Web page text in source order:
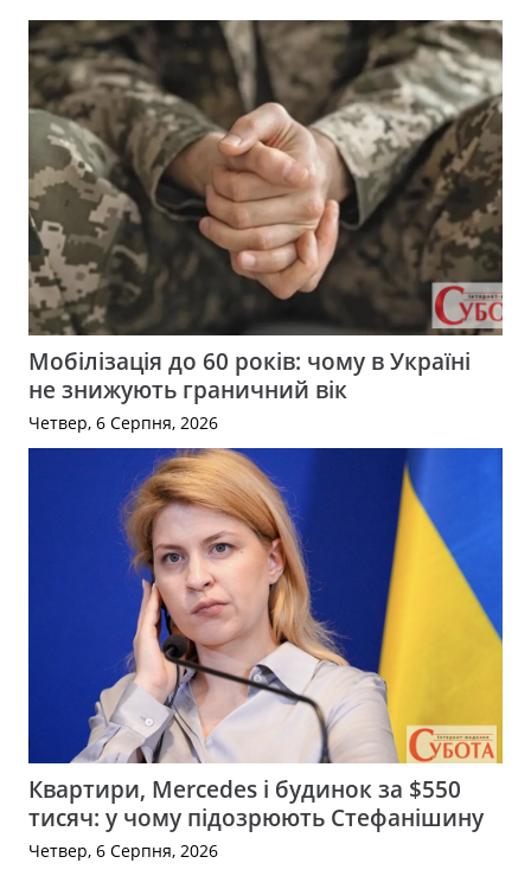
Мобілізація до 60 років: чому в Україні
не знижують граничний вік
Четвер, 6 Серпня, 2026
Квартири, Mercedes і будинок за $550
тисяч: у чому підозрюють Стефанішину
Четвер, 6 Серпня, 2026